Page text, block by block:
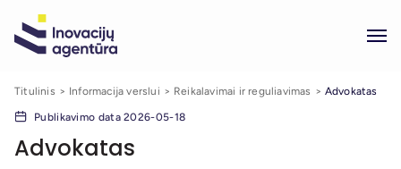
Titulinis Informacija verslui Reikalavimai ir reguliavimas Advokatas
Publikavimo data 2026-05-18
Advokatas